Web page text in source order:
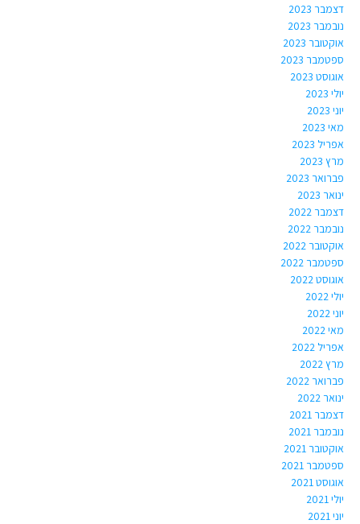
דצמבר 2023
נובמבר 2023
אוקטובר 2023
ספטמבר 2023
אוגוסט 2023
יולי 2023
יוני 2023
מאי 2023
אפריל 2023
מרץ 2023
פברואר 2023
ינואר 2023
דצמבר 2022
נובמבר 2022
אוקטובר 2022
ספטמבר 2022
אוגוסט 2022
יולי 2022
יוני 2022
מאי 2022
אפריל 2022
מרץ 2022
פברואר 2022
ינואר 2022
דצמבר 2021
נובמבר 2021
אוקטובר 2021
ספטמבר 2021
אוגוסט 2021
יולי 2021
יוני 2021